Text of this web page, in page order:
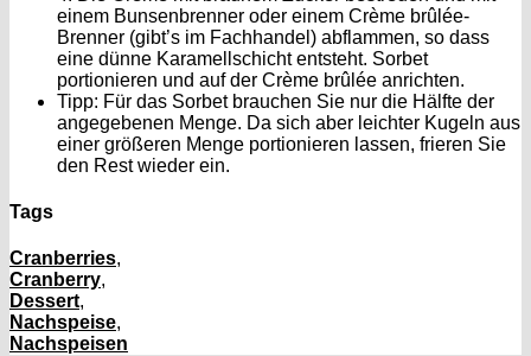
einem Bunsenbrenner oder einem Crème brûlée-
Brenner (gibt’s im Fachhandel) abflammen, so dass
eine dünne Karamellschicht entsteht. Sorbet
portionieren und auf der Crème brûlée anrichten.
Tipp: Für das Sorbet brauchen Sie nur die Hälfte der
angegebenen Menge. Da sich aber leichter Kugeln aus
einer größeren Menge portionieren lassen, frieren Sie
den Rest wieder ein.
Tags
Cranberries,
Cranberry,
Dessert,
Nachspeise,
Nachspeisen